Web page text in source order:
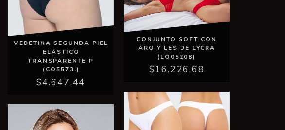
VEDETINA SEGUNDA PIEL
ELASTICO
TRANSPARENTE P
(CO5573.)
$4.647,44
CONJUNTO SOFT CON
ARO Y LES DE LYCRA
(LO05208)
$16.226,68